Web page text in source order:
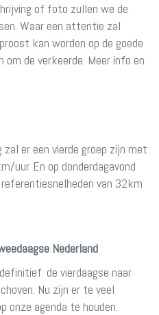
of foto zullen we de
Waar een attentie zal
kan worden op de goede
de verkeerde. Meer info en
er een vierde groep zijn met
uur. En op donderdagavond
van 32km
Nederland
de vierdaagse naar
Nu zijn er te veel
onze agenda te houden.